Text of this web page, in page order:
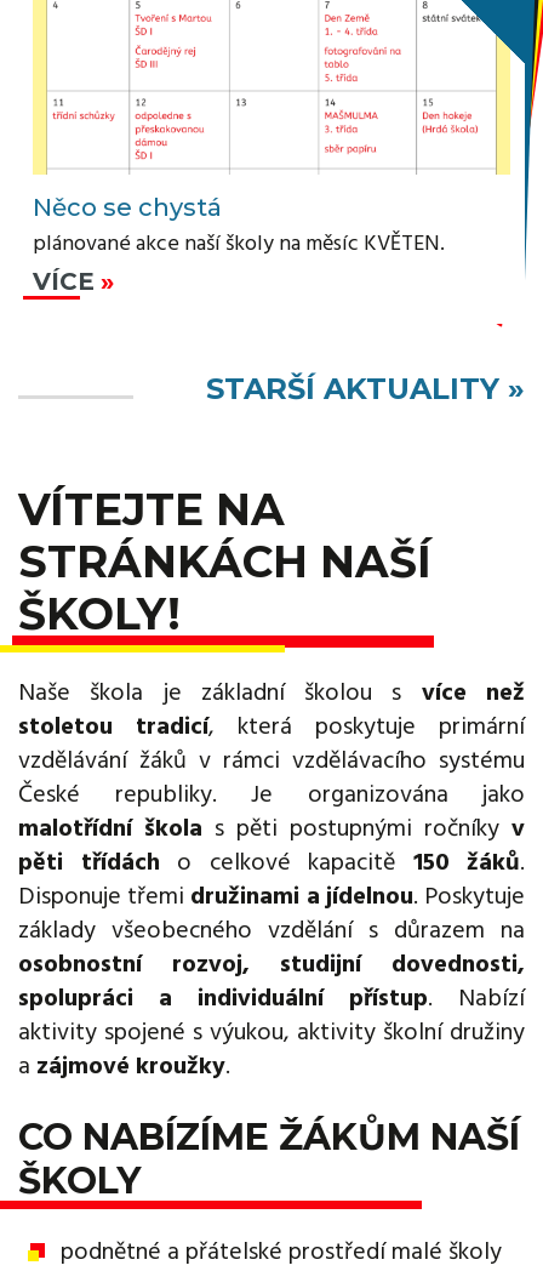
Něco se chystá
plánované akce naší školy na měsíc KVĚTEN.
VÍCE
STARŠÍ AKTUALITY »
VÍTEJTE NA
STRÁNKÁCH NAŠÍ
ŠKOLY!
Naše škola je základní školou s více než
stoletou tradicí, která poskytuje primární
vzdělávání žáků v rámci vzdělávacího systému
České republiky. Je organizována jako
malotřídní škola s pěti postupnými ročníky v
pěti třídách o celkové kapacitě 150 žáků.
Disponuje třemi družinami a jídelnou. Poskytuje
základy všeobecného vzdělání s důrazem na
osobnostní rozvoj, studijní dovednosti,
spolupráci a individuální přístup. Nabízí
aktivity spojené s výukou, aktivity školní družiny
a zájmové kroužky.
CO NABÍZÍME ŽÁKŮM NAŠÍ
ŠKOLY
podnětné a přátelské prostředí malé školy